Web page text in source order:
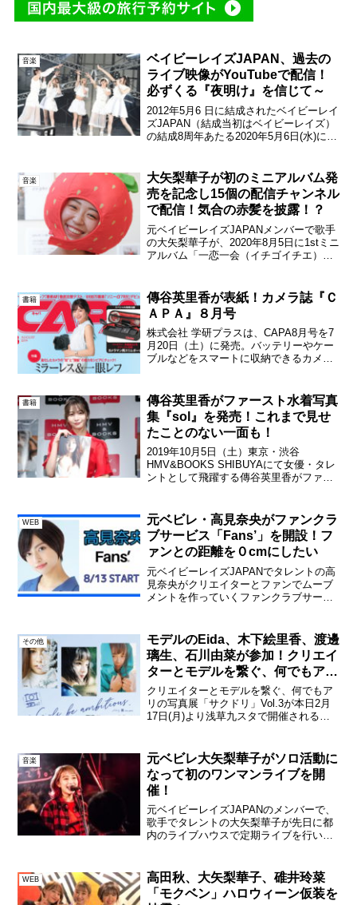
音楽
ベイビーレイズJAPAN、過去の
ライブ映像がYouTubeで配信！
必ずくる『夜明け』を信じて～
2012年5月6 日に結成されたベイビーレイ
ズJAPAN（結成当初はベイビーレイズ）
の結成8周年あたる2020年5月6日(水)に過
JAPANの公式Twitterに...
音楽
大矢梨華子が初のミニアルバム発
売を記念し15個の配信チャンネル
で配信！気合の赤髪を披露！？
元ベイビーレイズJAPANメンバーで歌手
の大矢梨華子が、2020年8月5日に1stミニ
アルバム「一恋一会（イチゴイチエ）」
配信を行う「一恋一会」リリース記念...
書籍
傳谷英里香が表紙！カメラ誌『Ｃ
ＡＰＡ』８月号
株式会社 学研プラスは、CAPA8月号を7
月20日（土）に発売。バッテリーやケー
ブルなどをスマートに収納できるカメラ
ルプスの夏山撮影テクニックも公開。表
紙モデルは...
書籍
傳谷英里香がファースト水着写真
集『sol』を発売！これまで見せ
たことのない一面も！
2019年10月5日（土）東京・渋谷
HMV&BOOKS SHIBUYAにて女優・タレ
ントとして飛躍する傳谷英里香がファー
スペイン・バルセロナで撮影された写真
集は「...
WEB
元ベビレ・高見奈央がファンクラ
ブサービス「Fans’」を開設！フ
ァンとの距離を０cmにしたい
元ベイビーレイズJAPANでタレントの高
見奈央がクリエイターとファンでムーブ
メントを作っていくファンクラブサービ
能で、会員になると高見の限定コンテン
ツを閲...
その他
モデルのEida、木下絵里香、渡邊
璃生、石川由菜が参加！クリエイ
ターとモデルを繋ぐ、何でもアリ
の写真展「サクドリ」Vol.3
クリエイターとモデルを繋ぐ、何でもア
リの写真展「サクドリ」Vol.3が本日2月
17日(月)より浅草九スタで開催される。
24日(月)まで。同展では、新...
音楽
元ベビレ大矢梨華子がソロ活動に
なって初のワンマンライブを開
催！
元ベイビーレイズJAPANのメンバーで、
歌手でタレントの大矢梨華子が先日に都
内のライブハウスで定期ライブを行い、
ンマンライブを開催することを発表し
た。 大矢は、昨...
WEB
高田秋、大矢梨華子、碓井玲菜
「モクベン」ハロウィーン仮装を